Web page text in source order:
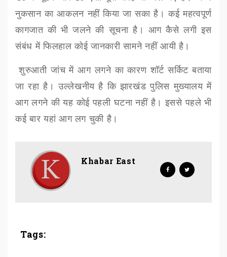
नुकसान का आकलन नहीं किया जा सका है। कई महत्वपूर्ण
कागजात की भी जलने की सूचना है। आग कैसे लगी इस
संबंध में फिलहाल कोई जानकारी सामने नहीं आयी है।
शुरुआती जांच में आग लगने का कारण शॉर्ट सर्किट बताया
जा रहा है। उल्लेखनीय है कि झारखंड पुलिस मुख्यालय में
आग लगने की यह कोई पहली घटना नहीं है। इससे पहले भी
कई बार यहां आग लग चुकी है।
Khabar East
Tags: